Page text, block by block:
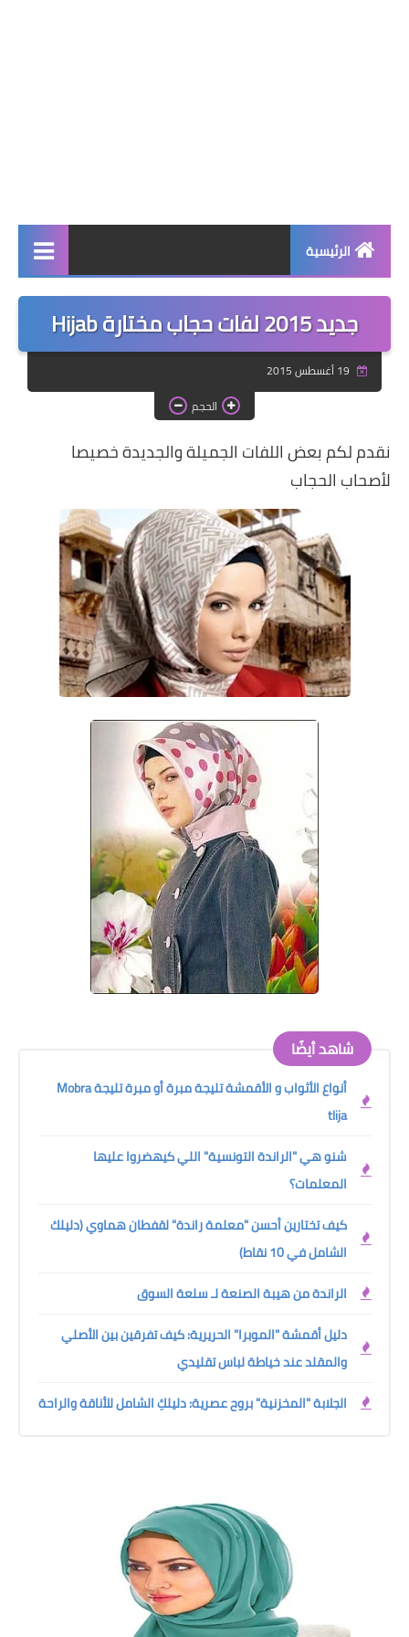
الرئيسية
صحة وجمال
نصائح ومعلومات
دروس الراندة للمبتدئات
اللباس التقليدي
جديد 2015 لفات حجاب مختارة Hijab
الحجم
نقدم لكم بعض اللفات الجميلة والجديدة خصيصا
لأصحاب الحجاب
شاهد أيضًا
أنواع الأثواب و الأقمشة تليجة مبرة أو مبرة تليجة Mobra
tlija
شنو هي "الراندة التونسية" اللي كيهضروا عليها
المعلمات؟
كيف تختارين أحسن "معلمة راندة" لقفطان هماوي (دليلك
الشامل في 10 نقاط)
الراندة من هيبة الصنعة لـ سلعة السوق
دليل أقمشة "الموبرا" الحريرية: كيف تفرقين بين الأصلي
والمقلد عند خياطة لباس تقليدي
الجلابة "المخزنية" بروح عصرية: دليلكِ الشامل للأناقة والراحة